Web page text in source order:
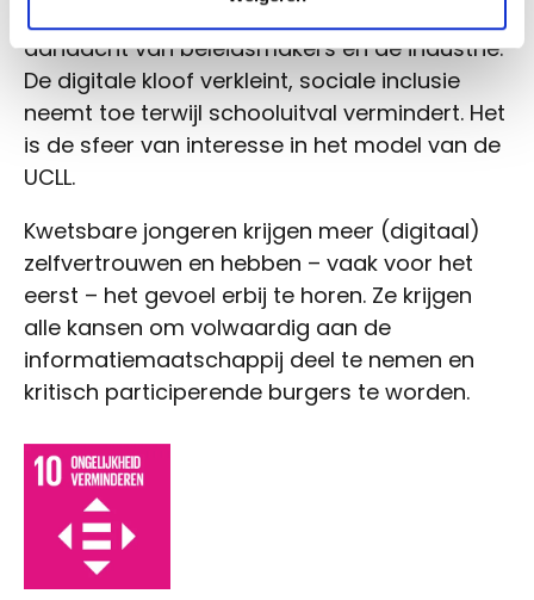
problematiek van digitale uitsluiting onder de
aandacht van beleidsmakers en de industrie.
De digitale kloof verkleint, sociale inclusie
neemt toe terwijl schooluitval vermindert. Het
is de sfeer van interesse in het model van de
UCLL.
Kwetsbare jongeren krijgen meer (digitaal)
zelfvertrouwen en hebben – vaak voor het
eerst – het gevoel erbij te horen. Ze krijgen
alle kansen om volwaardig aan de
informatiemaatschappij deel te nemen en
kritisch participerende burgers te worden.